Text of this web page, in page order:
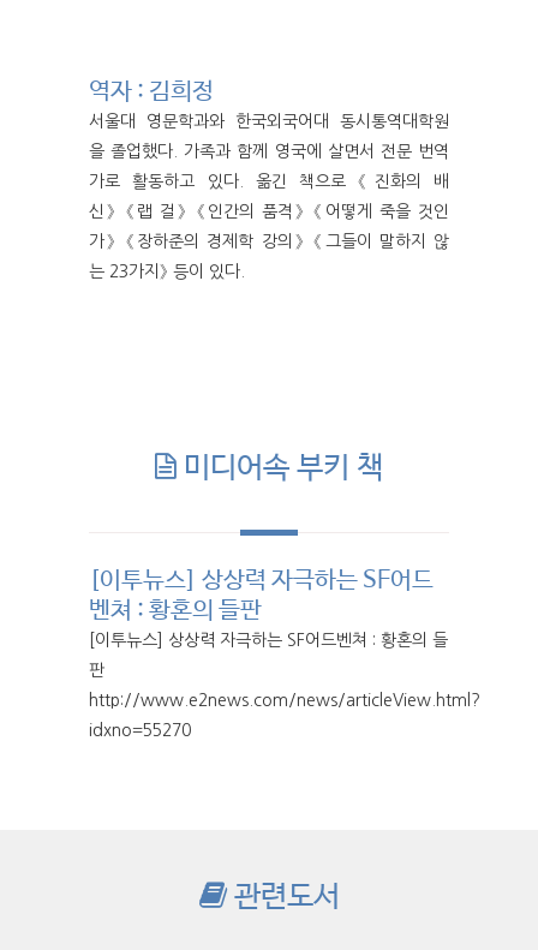
역자 : 김희정
서울대 영문학과와 한국외국어대 동시통역대학원
을 졸업했다. 가족과 함께 영국에 살면서 전문 번역
가로 활동하고 있다. 옮긴 책으로 《진화의 배
신》 《랩 걸》 《인간의 품격》 《어떻게 죽을 것인
가》 《장하준의 경제학 강의》 《그들이 말하지 않
는 23가지》 등이 있다.
미디어속 부키 책
[이투뉴스] 상상력 자극하는 SF어드
벤쳐 : 황혼의 들판
[이투뉴스] 상상력 자극하는 SF어드벤쳐 : 황혼의 들
판
http://www.e2news.com/news/articleView.html?
idxno=55270
관련도서